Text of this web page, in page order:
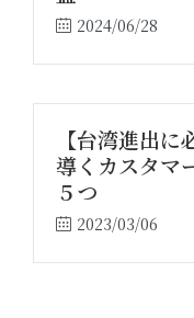
2024/06/28
【台湾進出
導くカスタマ
５つ
2023/03/06